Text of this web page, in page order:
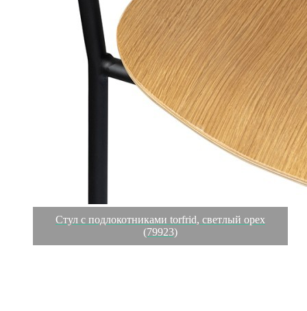
Стул с подлокотниками torfrid, светлый орех
(79923)